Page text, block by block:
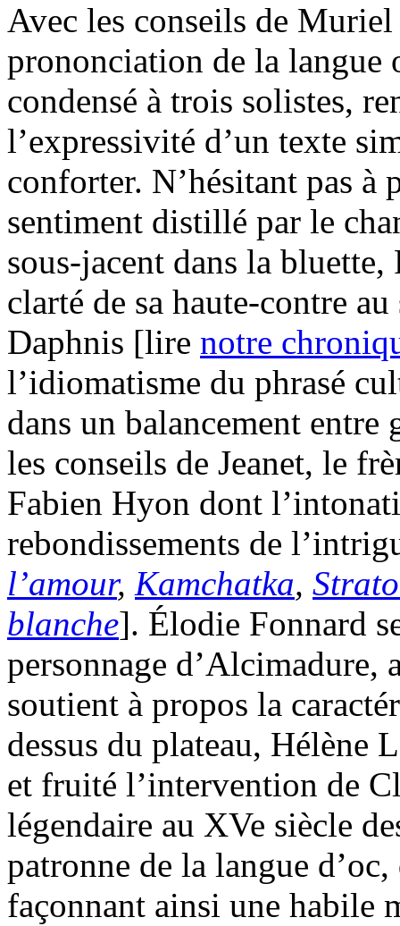
Avec les conseils de
prononciation de la langue
condensé à trois solistes,
l’expressivité d’un texte
conforter. N’hésitant pas à
sentiment distillé par le
sous-jacent dans la
clarté de sa haute-contre
Daphnis [lire notre
l’idiomatisme du phrasé
dans un balancement entre
les conseils de Jeanet, le
Fabien Hyon dont
rebondissements de
l’amour, Kamchatka,
blanche]. Élodie Fonnard
personnage d’Alcimadure,
soutient à propos la
dessus du plateau, Hélène
et fruité l’intervention de
légendaire au XVe siècle
patronne de la langue
façonnant ainsi une habile